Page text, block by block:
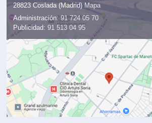
28823 Coslada (Madrid) Mapa
Administración: 91 724 05 70
Publicidad: 91 513 04 95